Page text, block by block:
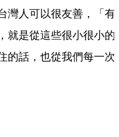
灣人可以很友善，「有
就是從這些很小很小的
的話，也從我們每一次